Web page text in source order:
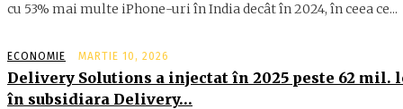
cu 53% mai multe iPhone-uri în India decât în 2024, în ceea ce...
ECONOMIE MARTIE 10, 2026
Delivery Solutions a injectat în 2025 peste 62 mil.
în subsidiara Delivery…